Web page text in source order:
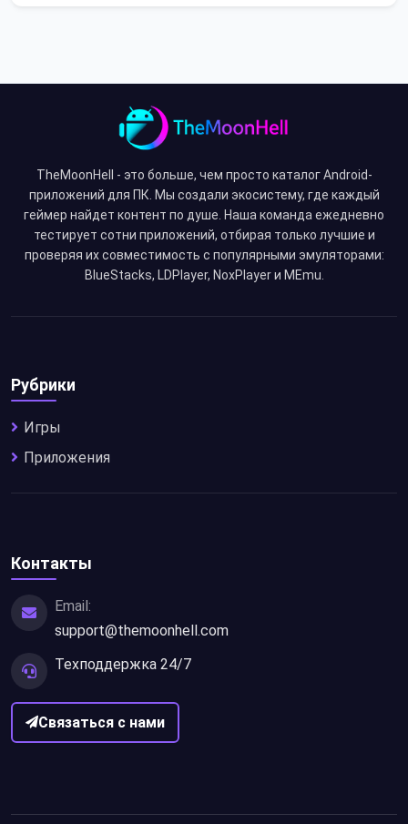
TheMoonHell - это больше, чем просто каталог Android-
приложений для ПК. Мы создали экосистему, где каждый
геймер найдет контент по душе. Наша команда ежедневно
тестирует сотни приложений, отбирая только лучшие и
проверяя их совместимость с популярными эмуляторами:
BlueStacks, LDPlayer, NoxPlayer и MEmu.
Рубрики
Игры
Приложения
Контакты
Email:
support@themoonhell.com
Техподдержка 24/7
Связаться с нами